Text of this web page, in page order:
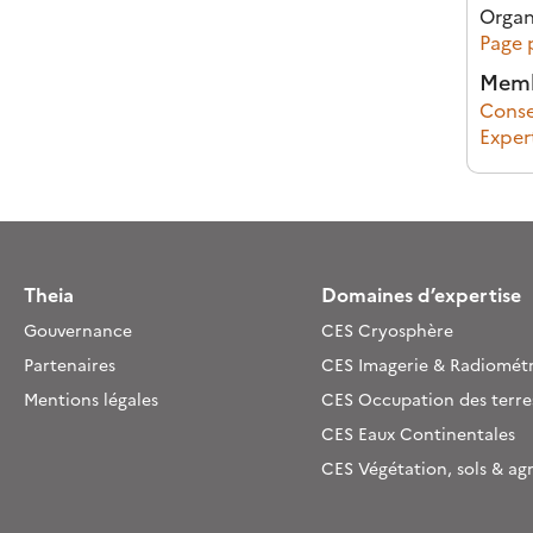
Page
Theia
Gouvernance
Partenaires
Mentions légales
Domaines d’expertise
CES Cryosphère
CES Imagerie &
CES Occupation des
CES Eaux Continentales
CES Végétation, sols &